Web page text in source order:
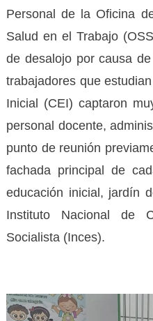
Personal de la Oficina
Salud en el Trabajo
de desalojo por causa
trabajadores que
Inicial (CEI) captaron
personal docente,
punto de reunión
fachada principal de
educación inicial, jardín
Instituto Nacional de
Socialista (Inces).